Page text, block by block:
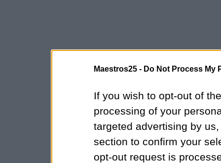
Maestros25 - Do Not Process My
If you wish to opt-out of
processing of your
targeted advertising by
section to confirm your
opt-out request is